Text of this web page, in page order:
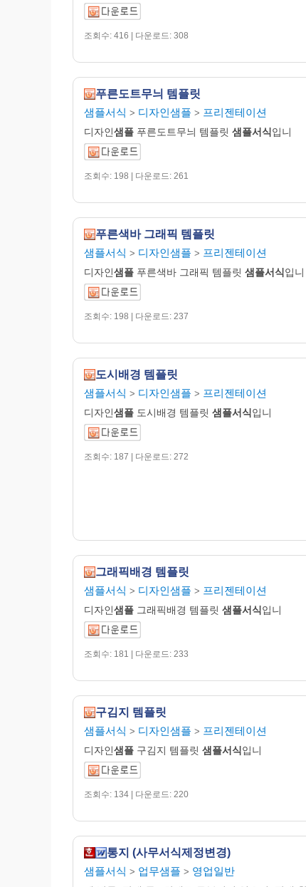
조회수: 416 | 다운로드: 308
푸른도트무늬 템플릿
샘플서식 > 디자인샘플 > 프리젠테이션
디자인샘플 푸른도트무늬 템플릿 샘플서식입니
조회수: 198 | 다운로드: 261
푸른색바 그래픽 템플릿
샘플서식 > 디자인샘플 > 프리젠테이션
디자인샘플 푸른색바 그래픽 템플릿 샘플서식입니
조회수: 198 | 다운로드: 237
도시배경 템플릿
샘플서식 > 디자인샘플 > 프리젠테이션
디자인샘플 도시배경 템플릿 샘플서식입니
조회수: 187 | 다운로드: 272
그래픽배경 템플릿
샘플서식 > 디자인샘플 > 프리젠테이션
디자인샘플 그래픽배경 템플릿 샘플서식입니
조회수: 181 | 다운로드: 233
구김지 템플릿
샘플서식 > 디자인샘플 > 프리젠테이션
디자인샘플 구김지 템플릿 샘플서식입니
조회수: 134 | 다운로드: 220
통지 (사무서식제정변경)
샘플서식 > 업무샘플 > 영업일반